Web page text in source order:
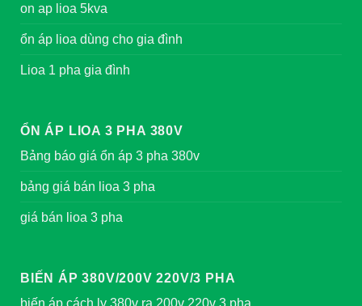
on ap lioa 5kva
ổn áp lioa dùng cho gia đình
Lioa 1 pha gia đình
ỔN ÁP LIOA 3 PHA 380V
Bảng báo giá ổn áp 3 pha 380v
bảng giá bán lioa 3 pha
giá bán lioa 3 pha
BIẾN ÁP 380V/200V 220V/3 PHA
biến áp cách ly 380v ra 200v 220v 3 pha